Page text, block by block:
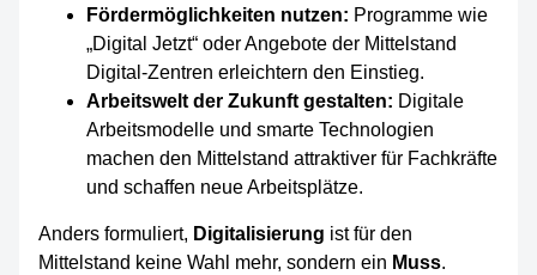
Fördermöglichkeiten nutzen: Programme wie
„Digital Jetzt“ oder Angebote der Mittelstand
Digital-Zentren erleichtern den Einstieg.
Arbeitswelt der Zukunft gestalten: Digitale
Arbeitsmodelle und smarte Technologien
machen den Mittelstand attraktiver für Fachkräfte
und schaffen neue Arbeitsplätze.
Anders formuliert, Digitalisierung ist für den
Mittelstand keine Wahl mehr, sondern ein Muss.